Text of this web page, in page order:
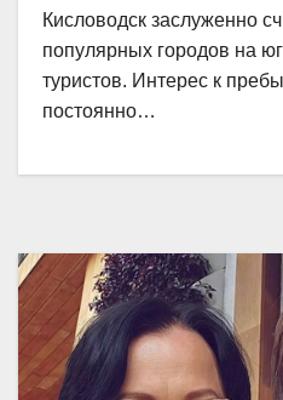
Кисловодск заслуженно
популярных городов на
туристов. Интерес к
постоянно…